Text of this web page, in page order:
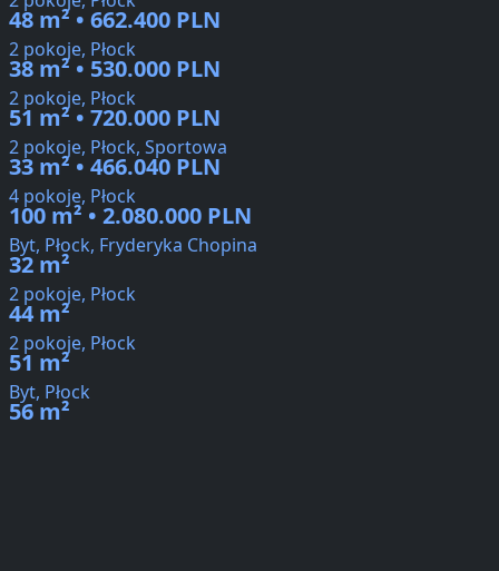
48 m² • 662.400 PLN
2 pokoje, Płock
38 m² • 530.000 PLN
2 pokoje, Płock
51 m² • 720.000 PLN
2 pokoje, Płock, Sportowa
33 m² • 466.040 PLN
4 pokoje, Płock
100 m² • 2.080.000 PLN
Byt, Płock, Fryderyka Chopina
32 m²
2 pokoje, Płock
44 m²
2 pokoje, Płock
51 m²
Byt, Płock
56 m²